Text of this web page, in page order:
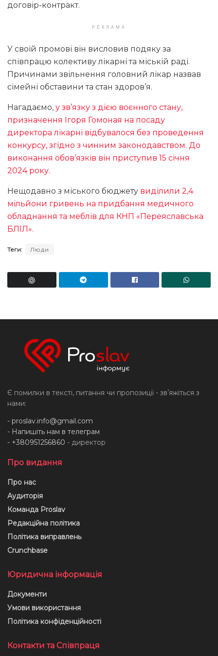
договір-контракт.
РЕКЛАМА
У своїй промові він висловив подяку за
співпрацю колективу лікарні та міській раді.
Причинами звільнення головний лікар назвав
сімейні обставини та стан здоров’я.
Нагадаємо, у зв’язку з дією воєнного стану,
призначення Ігоря Гомоная на посаду
директора лікарні відбувалося без проведення
конкурсу, згідно з чинним законодавством. До
виконання обов’язків він приступив 15 січня
2024 року.
Нещодавно з міського бюджету виділили 2,4
мільйони гривень на придбання медичного
обладнання та меблів для КНП «Переяславська
БЛІЛ».
Теги: Люди
Є помилки в тексті, питання чи пропозиції - звʼяжіться з
нами:
- proslav.info@gmail.com
- Напишіть нам в телеграм
- +380951256860 - директор
Про видання
Про нас
Аудиторія
Команда Proslav
Редакційна політика
Політика виправлень
Crunchbase
Юридична інформація
Документи
Умови використання
Політика конфіденційності
Контакти та Співпраця